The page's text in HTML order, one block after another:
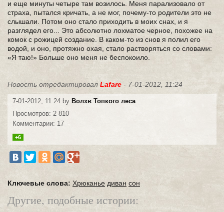
и еще минуты четыре там возилось. Меня парализовало от
страха, пытался кричать, а не мог, почему-то родители это не
слышали. Потом оно стало приходить в моих снах, и я
разглядел его... Это абсолютно лохматое черное, похожее на
комок с рожицей создание. В каком-то из снов я полил его
водой, и оно, протяжно охая, стало растворяться со словами:
«Я таю!» Больше оно меня не беспокоило.
Новость отредактировал Lafare - 7-01-2012, 11:24
7-01-2012, 11:24 by Волхв Топкого леса
Просмотров: 2 810
Комментарии: 17
+6
Ключевые слова: Хрюканье диван сон
Другие, подобные истории: